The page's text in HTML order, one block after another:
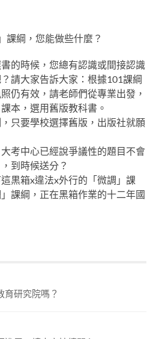
課綱，您能做些什麼？
的時候，您總有認識或間接認識
請大家告訴大家：根據101課綱
仍有效，請老師們從專業出發，
本，選用舊版教科書。
只要學校選擇舊版，出版社就願
考中心已經說爭議性的題目不會
到時候送分？
黒箱x違法x外行的「微調」課
課綱，正在黑箱作業的十二年國
育研究院嗎？